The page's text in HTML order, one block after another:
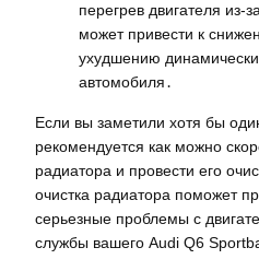
перегрев двигателя из-
может привести к
ухудшению
автомобиля․
Если вы заметили хотя бы
рекомендуется как можно
радиатора и провести его
очистка радиатора поможет
серьезные проблемы с
службы вашего Audi Q6